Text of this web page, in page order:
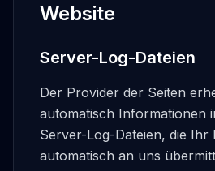
Website
Server-Log-Dateien
Der Provider der Seiten
automatisch Informationen
Server-Log-Dateien, die Ihr
automatisch an uns